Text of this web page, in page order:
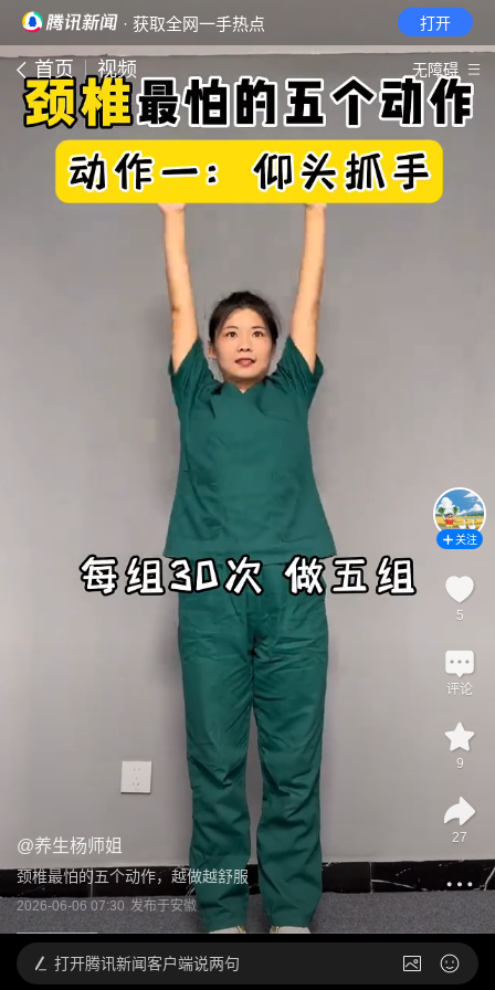
· 获取全网一手热点 打开
首页 视频 无障碍
@养生杨师姐
颈椎最怕的五个动作，越做越舒服
2026-06-06 07:30 发布于安徽
关注
5
评论
9
27
打开腾讯新闻客户端说两句